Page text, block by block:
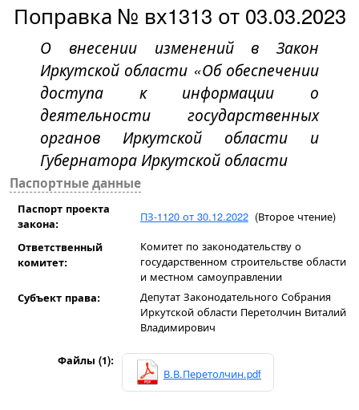
Поправка № вх1313 от 03.03.2023
О внесении изменений в Закон
Иркутской области «Об обеспечении
доступа к информации о
деятельности государственных
органов Иркутской области и
Губернатора Иркутской области
Паспортные данные
Паспорт проекта
закона:
ПЗ-1120 от 30.12.2022 (Второе чтение)
Ответственный
комитет:
Комитет по законодательству о
государственном строительстве области
и местном самоуправлении
Субъект права:
Депутат Законодательного Собрания
Иркутской области Перетолчин Виталий
Владимирович
Файлы (1):
В.В.Перетолчин.pdf